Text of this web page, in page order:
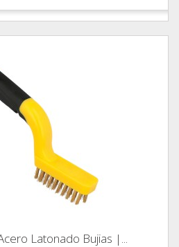
Latonado Bujias |...